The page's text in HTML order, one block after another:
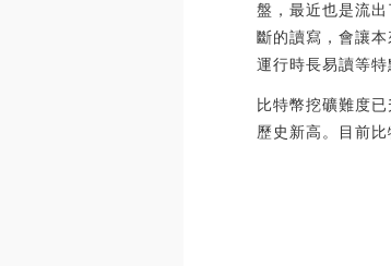
盤，最近也是流
斷的讀寫，會讓
運行時長易讀等
比特幣挖礦難度
歷史新高。目前